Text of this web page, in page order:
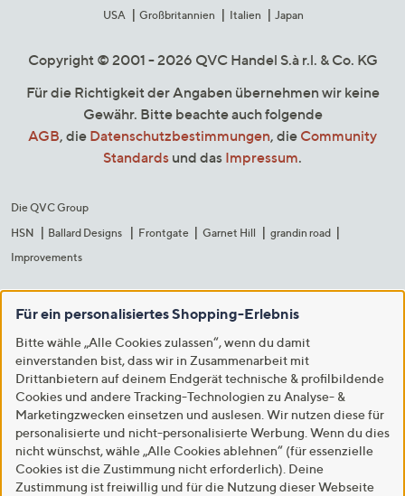
USA
Großbritannien Italien Japan
Copyright © 2001 - 2026 QVC Handel S.à r.l. & Co. KG
Für die Richtigkeit der Angaben übernehmen wir keine
Gewähr. Bitte beachte auch folgende
AGB, die Datenschutzbestimmungen, die Community
Standards und das Impressum.
Die QVC Group
HSN
Ballard Designs Frontgate Garnet Hill
grandin road
Improvements
Für ein personalisiertes Shopping-Erlebnis
Bitte wähle „Alle Cookies zulassen“, wenn du damit
einverstanden bist, dass wir in Zusammenarbeit mit
Drittanbietern auf deinem Endgerät technische & profilbildende
Cookies und andere Tracking-Technologien zu Analyse- &
Marketingzwecken einsetzen und auslesen. Wir nutzen diese für
personalisierte und nicht-personalisierte Werbung. Wenn du dies
nicht wünschst, wähle „Alle Cookies ablehnen“ (für essenzielle
Cookies ist die Zustimmung nicht erforderlich). Deine
Zustimmung ist freiwillig und für die Nutzung dieser Webseite